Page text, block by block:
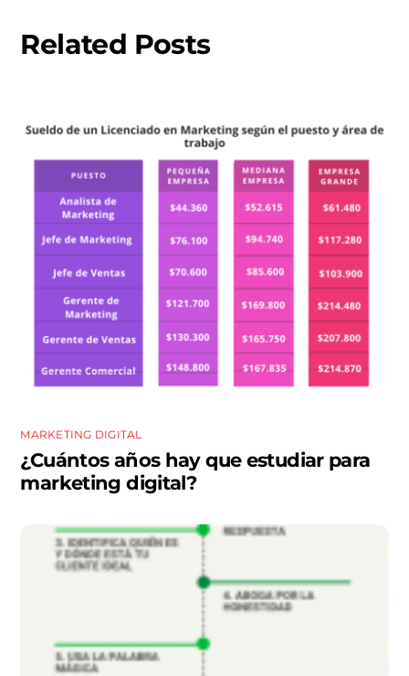
Related Posts
MARKETING DIGITAL
¿Cuántos años hay que estudiar para
marketing digital?